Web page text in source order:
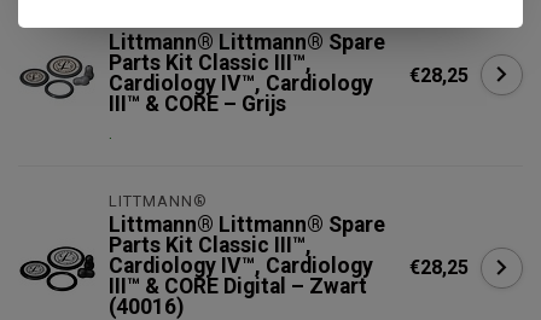
Littmann® Littmann® Spare
Parts Kit Classic III™,
Cardiology IV™, Cardiology
III™ & CORE – Grijs
.
€28,25
LITTMANN®
Littmann® Littmann® Spare
Parts Kit Classic III™,
Cardiology IV™, Cardiology
III™ & CORE Digital – Zwart
(40016)
€28,25